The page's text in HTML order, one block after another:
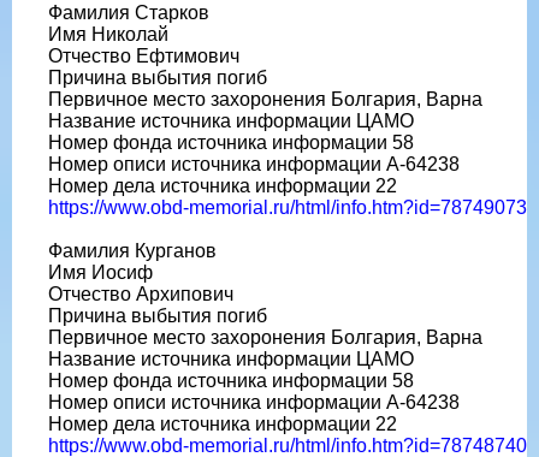
Фамилия Старков
Имя Николай
Отчество Ефтимович
Причина выбытия погиб
Первичное место захоронения Болгария, Варна
Название источника информации ЦАМО
Номер фонда источника информации 58
Номер описи источника информации A-64238
Номер дела источника информации 22
https://www.obd-memorial.ru/html/info.htm?id=78749073
Фамилия Курганов
Имя Иосиф
Отчество Архипович
Причина выбытия погиб
Первичное место захоронения Болгария, Варна
Название источника информации ЦАМО
Номер фонда источника информации 58
Номер описи источника информации A-64238
Номер дела источника информации 22
https://www.obd-memorial.ru/html/info.htm?id=78748740